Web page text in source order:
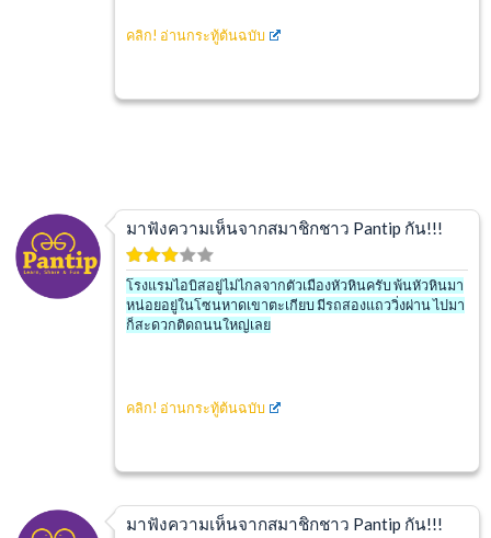
คลิก! อ่านกระทู้ต้นฉบับ
มาฟังความเห็นจากสมาชิกชาว Pantip กัน!!!
โรงแรมไอบิสอยู่ไม่ไกลจากตัวเมืองหัวหินครับ พ้นหัวหินมา
หน่อยอยู่ในโซนหาดเขาตะเกียบ มีรถสองแถววิ่งผ่าน ไปมา
ก็สะดวกติดถนนใหญ่เลย
คลิก! อ่านกระทู้ต้นฉบับ
มาฟังความเห็นจากสมาชิกชาว Pantip กัน!!!